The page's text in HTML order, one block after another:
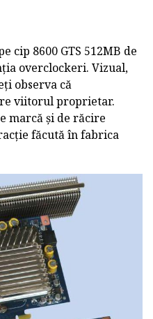
cip 8600 GTS 512MB de
overclockeri. Vizual,
observa că
viitorul proprietar.
marcă și de răcire
făcută în fabrica